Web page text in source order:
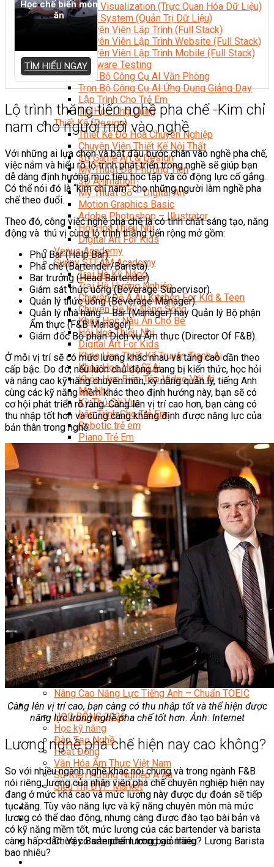
Data Visualization (Trực Quan Hóa Dữ Liệu)
Data System (Quản Trị Dữ Liệu)
Chuyên Viên Lập Trình (Full Stack)
Chuyên Viên Lập Trình Website (Full Stack)
Chuyên Viên Lập Trình Mobile (Full Stack)
Software Testing
Trọn Bộ Công Cụ AI Văn Phòng
Trọn Bộ Công Cụ AI Ứng Dụng Giảng Dạy
Lập Trình Cho Trẻ Em
Tin Học Ứng Dụng
Thiết Kế (Design)
Thiết Kế Đồ Họa Chuyên Nghiệp
Chuyên Viên Thiết Kế Nội Thất
3D Game Art & Design
Mỹ Thuật Đa Phương Tiện
3D Animation
Mỹ Thuật Số – Digital Art
Motion Graphics Basic
Adobe Photoshop – Illustrator
Hội Họa Thiếu Nhi
Digital Art For Kids
Venus Academy
Sunny STEAM Academy
Trại Hè Kỹ Năng
Trại Hè Hướng Nghiệp
Chuyên Đề Á Âu Kitchen For Kid & Teen
Chuyên Đề Kỹ Năng Sống
Khóa Học Nấu Ăn Cho Bé
Hội Họa Thiếu Nhi
Digital Art For Kids
Khóa Học Thiết Kế Truyện Tranh Ai
Khóa Học Họa Sĩ Ai
Khóa Học Biên Tập Video Với Ai
Mc Nhí
Kỳ Thủ Cờ Vua
Lập Trình Cho Trẻ Em
Robotic trẻ em
Piano Trẻ Em
Thanh Nhạc Trẻ Em
Sơ Cấp Cứu Cho Trẻ Em
Toán Tư Duy
Bếp Gia Đình
Trung Cấp CET
Kỹ Thuật Chế Biến Món Ăn
Kỹ Thuật Làm Bánh
Kỹ Thuật Pha Chế Đồ Uống
Quản Trị Khách Sạn
Quản Lý Kinh Doanh Nhà Hàng Và Dịch Vụ Ăn Uống
Hướng Dẫn Du Lịch
Quản Trị Lữ Hành
Marketing
Tạo Mẫu Và Chăm Sóc Sắc Đẹp
Truyền Thông Đa Phương Tiện
Công Nghệ Thông Tin
An Ninh Mạng
Thiết Kế Đồ Họa
Âm Nhạc
Điện Công Nghiệp Và Dân Dụng
Văn Hóa Phổ Thông
Nâng Cao Năng Lực Tiếng Anh – Chuẩn TOEIC
Tin Tức
HỌC BỔNG 2026
Học kỹ năng
Đào Tạo Nghề
Hoạt Động
Văn Hóa Ẩm Thực Việt Nam
Sự Kiện Hướng Nghiệp Á Âu
Siêu Thị ĐVP Market
Chưa có sản phẩm trong giỏ hàng.
Học chế biến món
ăn
TÌM HIỂU NGAY
Lộ trình thăng tiến nghề pha chế -Kim chỉ
nam cho người mới vào nghề
Với những ai lựa chọn và bắt đầu bước chân vào nghề pha chế,
việc nắm và hiểu rõ lộ trình phát triển trong nghề sẽ giúp bạn
dễ dàng định hướng mục tiêu học tập và có động lực cố gắng.
Có thể nói đó là “kim chỉ nam” cho những người làm nghề pha
chế theo đuổi.
Theo đó, công việc nghề pha chế là có tính chất sáng tạo, năng
động và thú vị cùng lộ trình thăng tiến rộng mở gồm:
Phụ Bar (Help Bar).
Pha chế (Bartender/Barista).
Bar trưởng (Head Bartender).
Giám sát thức uống (Beverage Supervisor).
Quản lý thức uống (Beverage Manager).
Quản lý nhà hàng – Bar (Manager) hay Quản lý Bộ phận
Ẩm thực (F&B Manager)
Giám đốc Bộ phận Dịch vụ Ẩm thực (Director Of F&B).
Ở mỗi vị trí sẽ có mức lương khác nhau và tăng cao dần theo
cấp bậc. Do đó, nếu luôn chủ động trang bị kiến thức, học hỏi
và nâng cao kỹ năng chuyên môn, kỹ năng quản lý, tiếng Anh
cùng các kỹ năng mềm khác theo định hướng này, bạn sẽ có
cơ hội phát triển rõ ràng. Càng lên vị trí cao hơn, bạn càng có
thu nhập tốt hơn và cũng càng khẳng định được năng lực của
bản thân trong nghề.
Càng lên vị trí cao, bạn càng có thu nhập tốt và thể hiện được
năng lực trong nghề pha chế tốt hơn. Ảnh: Internet
Lương nghề pha chế hiện nay cao không?
So với nhiều ngành nghề khác nói chung và trong ngành F&B
nói riêng, lương của nhân viên pha chế chuyên nghiệp hiện nay
đang ở mức khá cao và mức lương này được dự đoán sẽ tiếp
tục tăng. Tùy vào năng lực và kỹ năng chuyên môn mà mức
lương có thể dao động, nhưng càng được đào tạo bài bản và
có kỹ năng mềm tốt, mức lương của các bartender và barista
càng hấp dẫn. Vậy Bartender lương bao nhiêu? Lương Barista
bao nhiêu?